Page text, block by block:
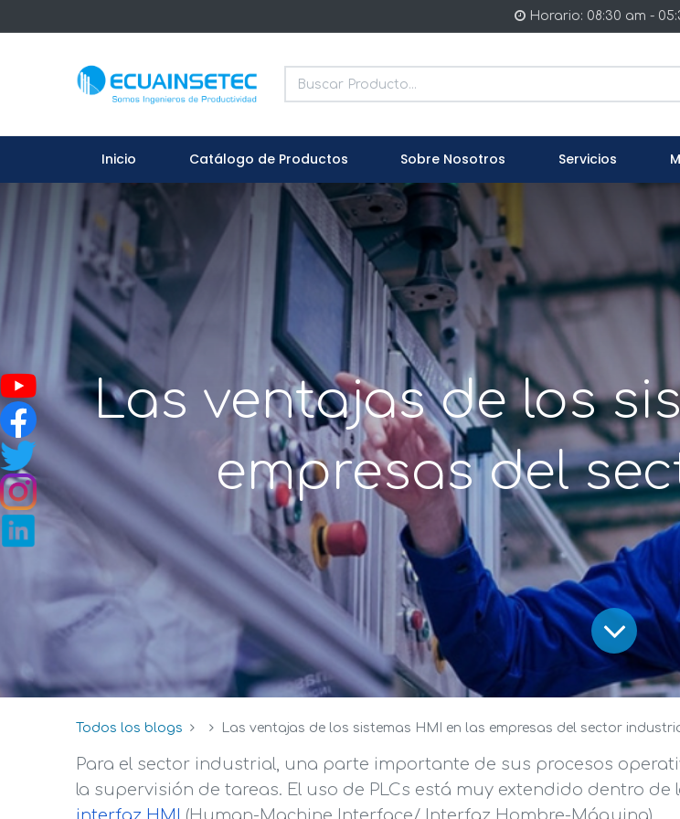
Horario: 08:30 am -
Inicio Catálogo de Productos Sobre Nosotros Servicios
Las ventajas de los
empresas del
Todos los blogs Las ventajas de los sistemas HMI en las empresas del sector
Para el sector industrial, una parte importante de sus procesos
la supervisión de tareas. El uso de PLCs está muy extendido dentro